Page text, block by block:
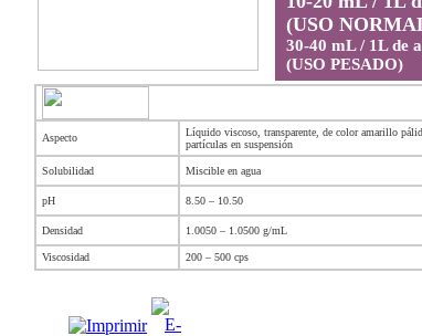
(USO
30-40 mL / 1L de
(USO PESADO)
Aspecto
Líquido viscoso, transparente, de color amarillo
partículas en suspensión
Solubilidad Miscible en agua
pH 8.50 – 10.50
Densidad 1.0050 – 1.0500 g/mL
Viscosidad 200 – 500 cps